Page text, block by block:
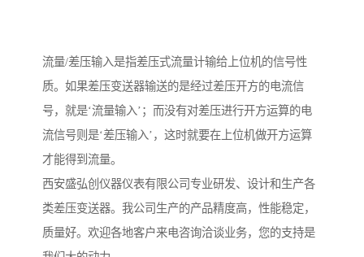
流量/差压输入是指差压式流量计输给上位机的信号性
质。如果差压变送器输送的是经过差压开方的电流信
号，就是‘流量输入’；而没有对差压进行开方运算的电
流信号则是‘差压输入’，这时就要在上位机做开方运算
才能得到流量。
西安盛弘创仪器仪表有限公司专业研发、设计和生产各
类差压变送器。我公司生产的产品精度高，性能稳定，
质量好。欢迎各地客户来电咨询洽谈业务，您的支持是